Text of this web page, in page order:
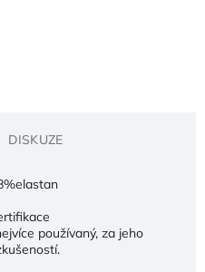
DISKUZE
používaný, za jeho